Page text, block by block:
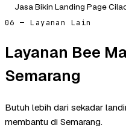
Jasa Bikin Landing Page
06 — Layanan Lain
Layanan Bee
Semarang
Butuh lebih dari sekadar
membantu di Semarang.